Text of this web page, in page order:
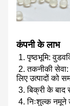
कंपनी के लाभ
1. पृष्ठभूमि:
2. तकनीकी
लिए उत्पादों को
3. बिक्री के बाद
4. निःशुल्क नमूने